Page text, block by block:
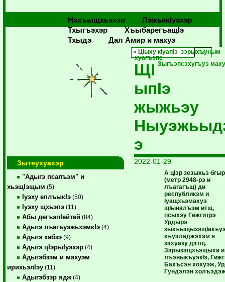
Нэхъыщхьэхэр
Лэжьакlуэхэр
Тхыгъэхэр
Хъыбарегъащlэ
Тхыдэ
Дал Амир и махуэ
Зытеухуахэр
"Адыгэ псалъэм" и
хьэщIэщым (5)
Iуэху еплъыкIэ (50)
Iуэху щхьэпэ (11)
Абы дегъэпIейтей (84)
Адыгэ лъагъуэжьхэмкIэ (4)
Адыгэ хабзэ (9)
Адыгэ цIэрыIуэхэр (4)
Адыгэбзэм и махуэм
ирихьэлIэу (11)
Адыгэбзэр ядж (4)
« ЦIыху кIуапIэ зэрыхъуным
хуагъэпс
Зыгъэпсэхугъуэ
ЩI
ыпIэ
жыжьэу
э
2022-01-29
А цIэр зезыхьэ бгыр
(метр 2948-рэ и
лъагагъщ) ди
республикэм и
Iуащхьэмахуэ
щIыналъэм итщ,
псыхэу Гижгитрэ
Урдырэ
зыкъыщызэщ
къуэладжэхэм я
зэхуаку дэтщ.
Зэрызэщхьэщыха и
лъэныкъуэкIэ,
Бахъсэн хохуэж,
Гундэлэн